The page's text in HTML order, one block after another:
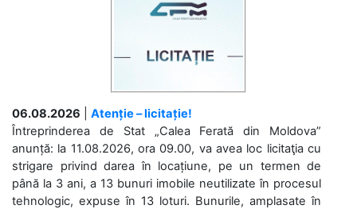
06.08.2026
Atenție – licitație!
Întreprinderea de Stat „Calea Ferată din Moldova”
anunță: la 11.08.2026, ora 09.00, va avea loc licitaţia cu
strigare privind darea în locațiune, pe un termen de
până la 3 ani, a 13 bunuri imobile neutilizate în procesul
tehnologic, expuse în 13 loturi. Bunurile, amplasate în